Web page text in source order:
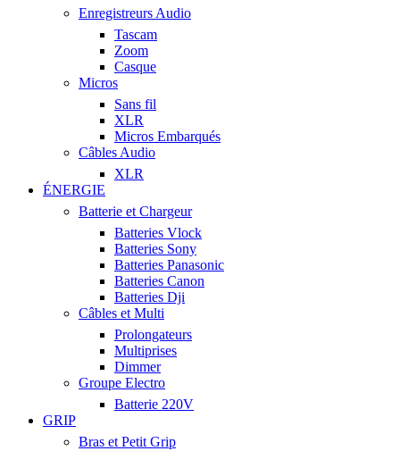
Enregistreurs Audio
Tascam
Zoom
Casque
Micros
Sans fil
XLR
Micros Embarqués
Câbles Audio
XLR
ÉNERGIE
Batterie et Chargeur
Batteries Vlock
Batteries Sony
Batteries Panasonic
Batteries Canon
Batteries Dji
Câbles et Multi
Prolongateurs
Multiprises
Dimmer
Groupe Electro
Batterie 220V
GRIP
Bras et Petit Grip